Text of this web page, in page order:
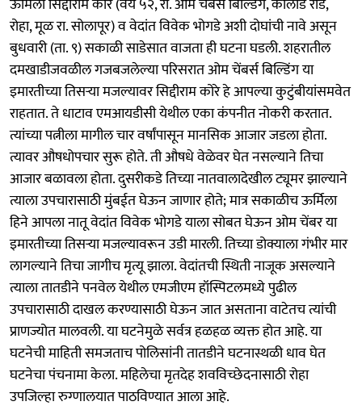
रोहा, मूळ रा. सोलापूर) व वेदांत विवेक भोगडे अशी दोघांची नावे असून
बुधवारी (ता. ९) सकाळी साडेसात वाजता ही घटना घडली. शहरातील
दमखाडीजवळील गजबजलेल्या परिसरात ओम चेंबर्स बिल्डिंग या
इमारतीच्या तिसऱ्या मजल्यावर सिद्दीराम कोरे हे आपल्या कुटुंबीयांसमवेत
राहतात. ते धाटाव एमआयडीसी येथील एका कंपनीत नोकरी करतात.
त्यांच्या पत्नीला मागील चार वर्षांपासून मानसिक आजार जडला होता.
त्यावर औषधोपचार सुरू होते. ती औषधे वेळेवर घेत नसल्याने तिचा
आजार बळावला होता. दुसरीकडे तिच्या नातवालादेखील ट्यूमर झाल्याने
त्याला उपचारासाठी मुंबईत घेऊन जाणार होते; मात्र सकाळीच ऊर्मिला
हिने आपला नातू वेदांत विवेक भोगडे याला सोबत घेऊन ओम चेंबर या
इमारतीच्या तिसऱ्या मजल्यावरून उडी मारली. तिच्या डोक्याला गंभीर मार
लागल्याने तिचा जागीच मृत्यू झाला. वेदांतची स्थिती नाजूक असल्याने
त्याला तातडीने पनवेल येथील एमजीएम हॉस्पिटलमध्ये पुढील
उपचारासाठी दाखल करण्यासाठी घेऊन जात असताना वाटेतच त्यांची
प्राणज्योत मालवली. या घटनेमुळे सर्वत्र हळहळ व्यक्त होत आहे. या
घटनेची माहिती समजताच पोलिसांनी तातडीने घटनास्थळी धाव घेत
घटनेचा पंचनामा केला. महिलेचा मृतदेह शवविच्छेदनासाठी रोहा
उपजिल्हा रुग्णालयात पाठविण्यात आला आहे.